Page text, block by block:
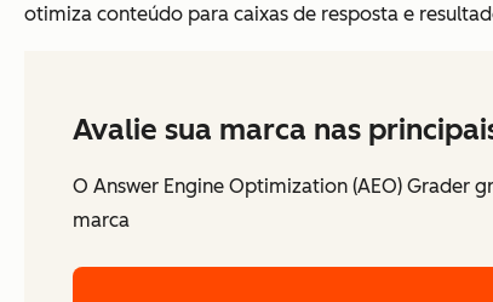
otimiza conteúdo para caixas de resposta e
Avalie sua marca nas
O Answer Engine Optimization (AEO) Grader
marca